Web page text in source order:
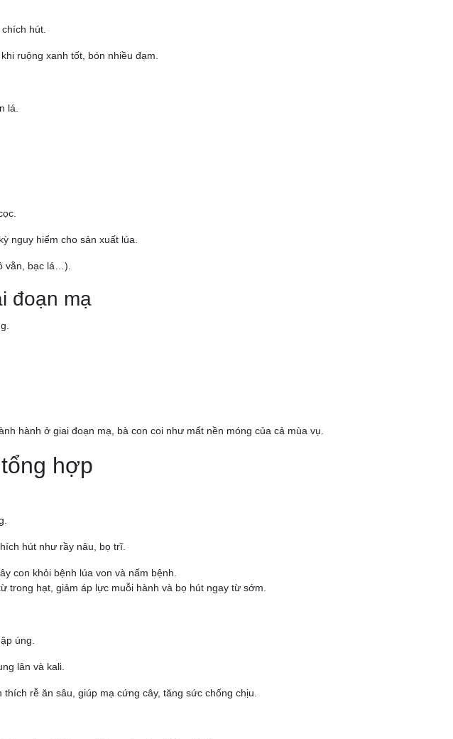
hút.
ruộng xanh tốt, bón nhiều đạm.
lá.
nguy hiểm cho sản xuất lúa.
vằn, bạc lá…).
đoạn mạ
hành ở giai đoạn mạ, bà con coi như mất nền móng của cả mùa vụ.
hợp
hút như rầy nâu, bọ trĩ.
con khỏi bệnh lúa von và nấm bệnh.
trong hạt, giảm áp lực muỗi hành và bọ hút ngay từ sớm.
úng.
lân và kali.
rễ ăn sâu, giúp mạ cứng cây, tăng sức chống chịu.